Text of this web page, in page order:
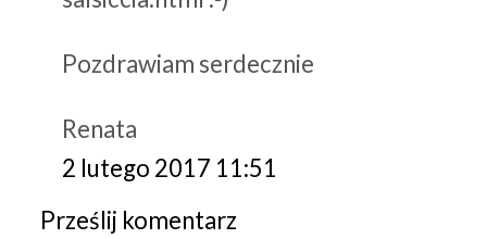
Pozdrawiam serdecznie
Renata
2 lutego 2017 11:51
Prześlij komentarz